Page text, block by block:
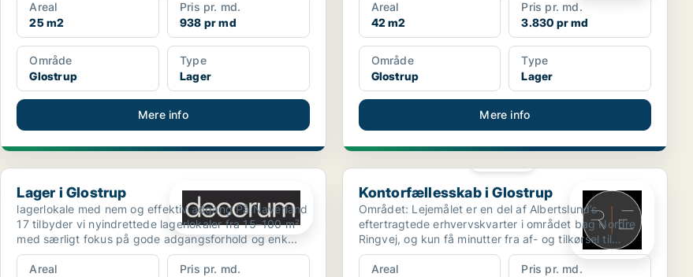
Areal
25 m2
Pris pr. md.
938 pr md
Område
Glostrup
Type
Lager
Mere info
Areal
42 m2
Pris pr. md.
3.830 pr md
Område
Glostrup
Type
Lager
Mere info
Lager i Glostrup
Lager i Glostrup
lagerlokale med nem og effektiv adgang På Naverland
17 tilbyder vi nyindrettede lagerlokaler fra 15–100 m²
med særligt fokus på gode adgangsforhold og enk...
Areal
Pris pr. md.
Kontorfællesskab i Glostrup
Kontorfællesskab i Glostrup
Området: Lejemålet er en del af Albertslund’s
eftertragtede erhvervskvarter i området bag Nordre
Ringvej, og kun få minutter fra af- og tilkørsel til
motorv...
Areal
Pris pr. md.